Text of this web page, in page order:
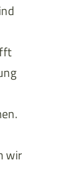
wir